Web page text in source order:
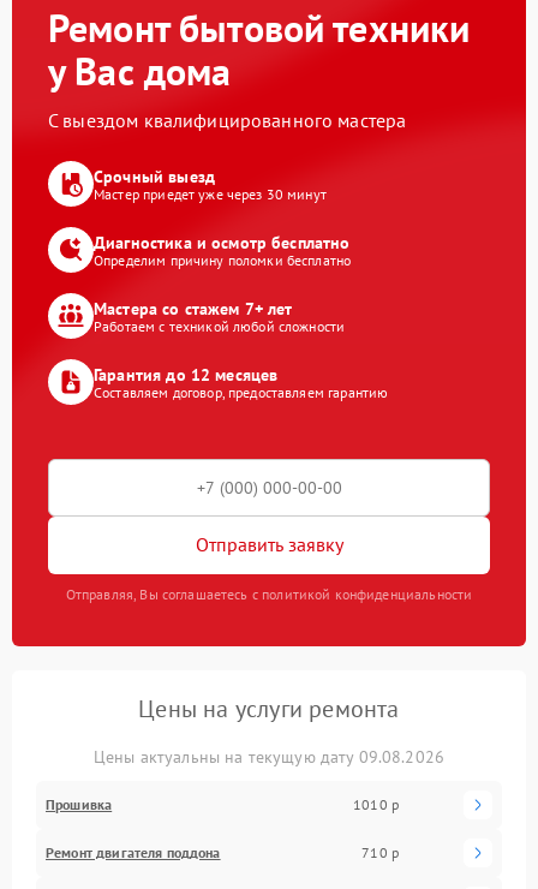
Ремонт бытовой техники
у Вас дома
С выездом квалифицированного мастера
Срочный выезд
Мастер приедет уже через 30 минут
Диагностика и осмотр бесплатно
Определим причину поломки бесплатно
Мастера со стажем 7+ лет
Работаем с техникой любой сложности
Гарантия до 12 месяцев
Составляем договор, предоставляем гарантию
Отправить заявку
Отправляя, Вы соглашаетесь с политикой конфиденциальности
Цены на услуги ремонта
Цены актуальны на текущую дату 09.08.2026
Прошивка 1010 р
Ремонт двигателя поддона 710 р